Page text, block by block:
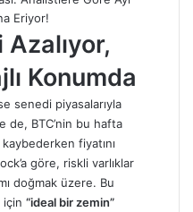
Konumda
senedi piyasalarıyla
de, BTC’nin bu hafta
fiyatını
göre, riskli varlıklar
doğmak üzere. Bu
için “ideal bir zemin”